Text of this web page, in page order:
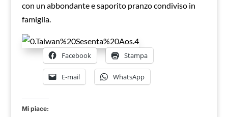
con un abbondante e saporito pranzo condiviso in
famiglia.
Facebook Stampa
E-mail WhatsApp
Mi piace: